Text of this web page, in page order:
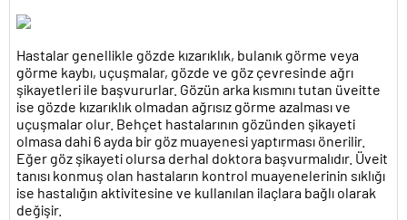
Hastalar genellikle gözde kızarıklık, bulanık görme veya
görme kaybı, uçuşmalar, gözde ve göz çevresinde ağrı
şikayetleri ile başvururlar. Gözün arka kısmını tutan üveitte
ise gözde kızarıklık olmadan ağrısız görme azalması ve
uçuşmalar olur. Behçet hastalarının gözünden şikayeti
olmasa dahi 6 ayda bir göz muayenesi yaptırması önerilir.
Eğer göz şikayeti olursa derhal doktora başvurmalıdır. Üveit
tanısı konmuş olan hastaların kontrol muayenelerinin sıklığı
ise hastalığın aktivitesine ve kullanılan ilaçlara bağlı olarak
değişir.